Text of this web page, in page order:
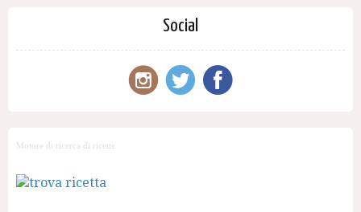
Social
Motore di ricerca di ricette